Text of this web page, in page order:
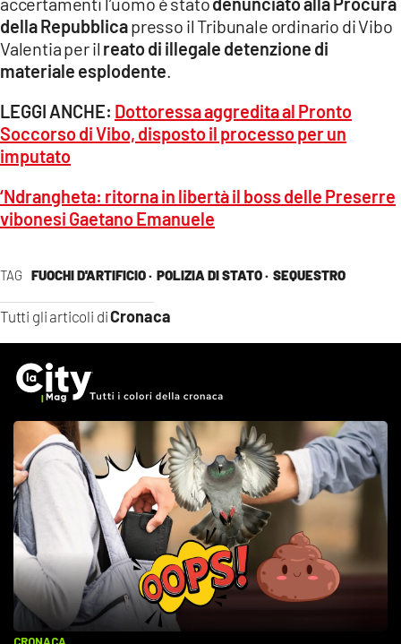
TAG FUOCHI D'ARTIFICIO · POLIZIA DI STATO · SEQUESTRO
Tutti gli articoli diCronaca
della Repubblicapresso il Tribunale ordinario di Vibo
Valentia per il reato di illegale detenzione di
materiale esplodente.
LEGGI ANCHE: Dottoressa aggredita al Pronto
Soccorso di Vibo, disposto il processo per un
imputato
‘Ndrangheta: ritorna in libertà il boss delle Preserre
vibonesi Gaetano Emanuele